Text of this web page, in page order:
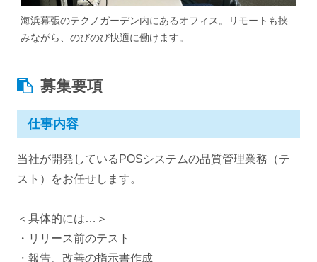
海浜幕張のテクノガーデン内にあるオフィス。リモートも挟
みながら、のびのび快適に働けます。
募集要項
仕事内容
当社が開発しているPOSシステムの品質管理業務（テ
スト）をお任せします。
＜具体的には…＞
・リリース前のテスト
・報告、改善の指示書作成